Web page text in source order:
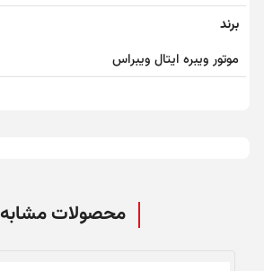
برند
موتور ویبره ایتال ویبراس
محصولات مشابه